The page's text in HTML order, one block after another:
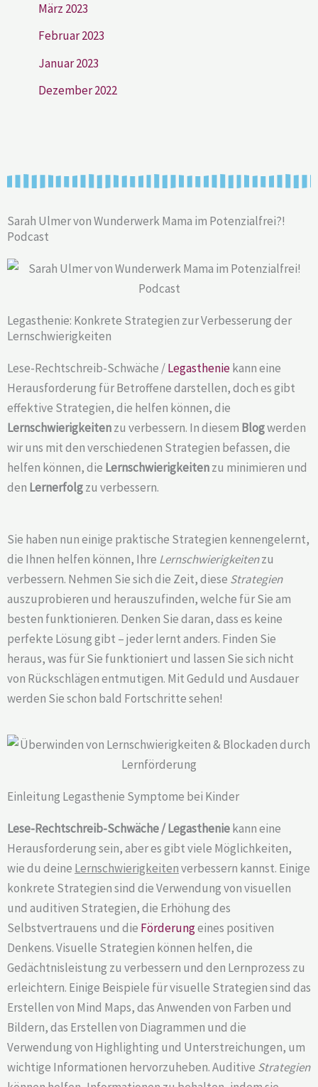
März 2023
Februar 2023
Januar 2023
Dezember 2022
Sarah Ulmer von Wunderwerk Mama im Potenzialfrei?!
Podcast
Legasthenie: Konkrete Strategien zur Verbesserung der
Lernschwierigkeiten
Lese-Rechtschreib-Schwäche /Legastheniekann eine
Herausforderung für Betroffene darstellen, doch es gibt
effektive Strategien, die helfen können, die
Lernschwierigkeitenzu verbessern. In diesem Blogwerden
wir uns mit den verschiedenen Strategien befassen, die
helfen können, die Lernschwierigkeitenzu minimieren und
den Lernerfolgzu verbessern.
Sie haben nun einige praktische Strategien kennengelernt,
die Ihnen helfen können, Ihre Lernschwierigkeitenzu
verbessern. Nehmen Sie sich die Zeit, diese Strategien
auszuprobieren und herauszufinden, welche für Sie am
besten funktionieren. Denken Sie daran, dass es keine
perfekte Lösung gibt – jeder lernt anders. Finden Sie
heraus, was für Sie funktioniert und lassen Sie sich nicht
von Rückschlägen entmutigen. Mit Geduld und Ausdauer
werden Sie schon bald Fortschritte sehen!
Einleitung Legasthenie Symptome bei Kinder
Lese-Rechtschreib-Schwäche / Legastheniekann eine
Herausforderung sein, aber es gibt viele Möglichkeiten,
wie du deine Lernschwierigkeitenverbessern kannst. Einige
konkrete Strategien sind die Verwendung von visuellen
und auditiven Strategien, die Erhöhung des
Selbstvertrauens und die Förderungeines positiven
Denkens. Visuelle Strategien können helfen, die
Gedächtnisleistung zu verbessern und den Lernprozess zu
erleichtern. Einige Beispiele für visuelle Strategien sind das
Erstellen von Mind Maps, das Anwenden von Farben und
Bildern, das Erstellen von Diagrammen und die
Verwendung von Highlighting und Unterstreichungen, um
wichtige Informationen hervorzuheben. Auditive Strategien